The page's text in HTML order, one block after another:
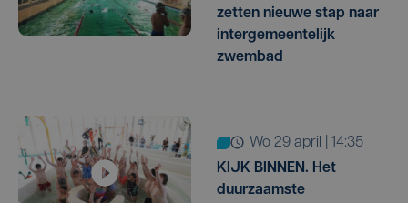
zetten nieuwe stap naar
intergemeentelijk
zwembad
wo 29 april | 14:35
KIJK BINNEN. Het
duurzaamste